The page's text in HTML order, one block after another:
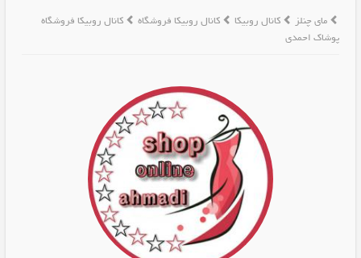
مای چنلز کانال روبیکا کانال روبیکا فروشگاه
کانال روبیکا فروشگاه
پوشاک احمدی